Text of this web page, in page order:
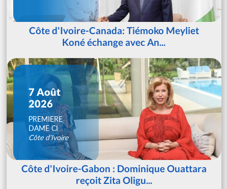
Côte d'Ivoire-Canada: Tiémoko Meyliet
Koné échange avec An...
7 Août
2026
PREMIERE
DAME CI
Côte d'Ivoire
Côte d'Ivoire-Gabon : Dominique Ouattara
reçoit Zita Oligu...